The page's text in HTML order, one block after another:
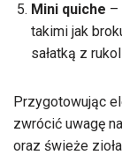
Mini quiche –
takimi jak
sałatką z
Przygotowując
zwrócić uwagę
oraz świeże